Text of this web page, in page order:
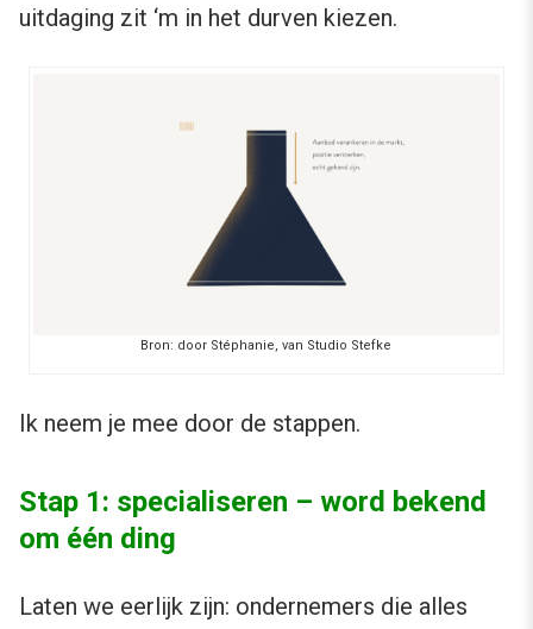
uitdaging zit ‘m in het durven kiezen.
Bron: door Stéphanie, van Studio Stefke
Ik neem je mee door de stappen.
Stap 1: specialiseren – word bekend
om één ding
Laten we eerlijk zijn: ondernemers die alles